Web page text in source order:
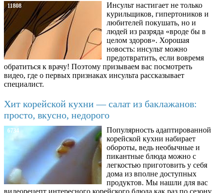
11808
Инсульт настигает не только
курильщиков, гипертоников и
любителей покушать, но и
людей из разряда «вроде бы в
целом здоров». Хорошая
новость: инсульт можно
предотвратить, если вовремя
обратиться к врачу! Поэтому призываем вас посмотреть
видео, где о первых признаках инсульта рассказывает
специалист.
Хит корейской кухни — салат из баклажанов:
просто, вкусно, недорого
6734
Популярность адаптированной
корейской кухни набирает
обороты, ведь необычные и
пикантные блюда можно с
легкостью приготовить у себя
дома из вполне доступных
продуктов. Мы нашли для вас
видеорецепт интересного корейского блюда как раз по сезону